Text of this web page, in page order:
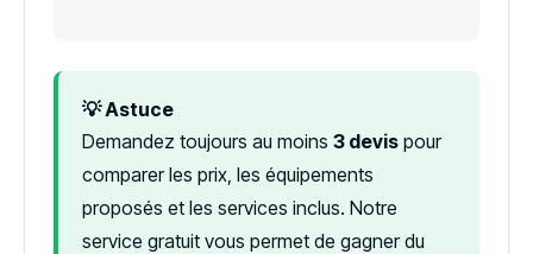
💡 Astuce
Demandez toujours au moins 3 devis pour
comparer les prix, les équipements
proposés et les services inclus. Notre
service gratuit vous permet de gagner du